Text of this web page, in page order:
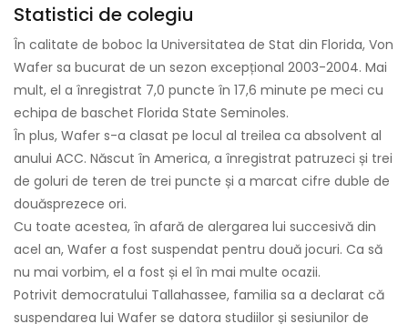
Statistici de colegiu
În calitate de boboc la Universitatea de Stat din Florida, Von
Wafer sa bucurat de un sezon excepțional 2003-2004. Mai
mult, el a înregistrat 7,0 puncte în 17,6 minute pe meci cu
echipa de baschet Florida State Seminoles.
În plus, Wafer s-a clasat pe locul al treilea ca absolvent al
anului ACC. Născut în America, a înregistrat patruzeci și trei
de goluri de teren de trei puncte și a marcat cifre duble de
douăsprezece ori.
Cu toate acestea, în afară de alergarea lui succesivă din
acel an, Wafer a fost suspendat pentru două jocuri. Ca să
nu mai vorbim, el a fost și el în mai multe ocazii.
Potrivit democratului Tallahassee, familia sa a declarat că
suspendarea lui Wafer se datora studiilor și sesiunilor de